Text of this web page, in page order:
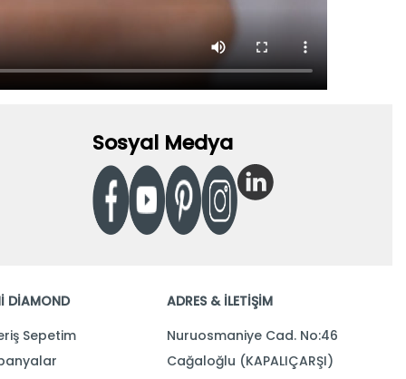
Sosyal Medya
DİAMOND
Sepetim
ADRES & İLETİŞİM
Nuruosmaniye Cad. No:46
Cağaloğlu (KAPALIÇARŞI)